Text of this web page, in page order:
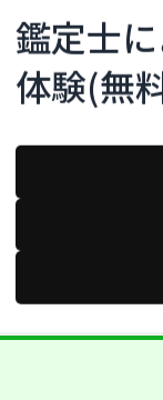
鑑定士
体験(無